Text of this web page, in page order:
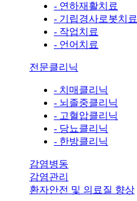
- 연하재활치료
- 기립경사로봇치료
- 작업치료
- 언어치료
전문클리닉
- 치매클리닉
- 뇌졸중클리닉
- 고혈압클리닉
- 당뇨클리닉
- 한방클리닉
감염병동
감염관리
환자안전 및 의료질 향상